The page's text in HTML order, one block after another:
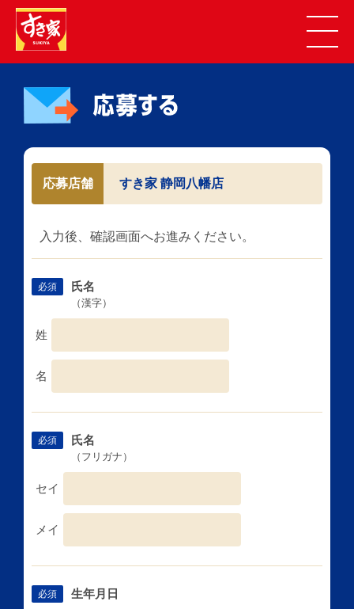
応募店舗 すき家 静岡八幡店
入力後、確認画面へお進みください。
必須 氏名
（漢字）
姓
名
必須 氏名
（フリガナ）
セイ
メイ
必須 生年月日